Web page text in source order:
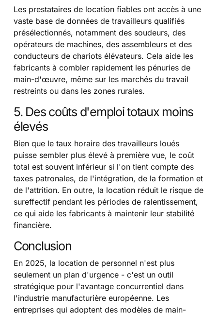
Les prestataires de location fiables ont accès à une
vaste base de données de travailleurs qualifiés
présélectionnés, notamment des soudeurs, des
opérateurs de machines, des assembleurs et des
conducteurs de chariots élévateurs. Cela aide les
fabricants à combler rapidement les pénuries de
main-d'œuvre, même sur les marchés du travail
restreints ou dans les zones rurales.
5. Des coûts d'emploi totaux moins
élevés
Bien que le taux horaire des travailleurs loués
puisse sembler plus élevé à première vue, le coût
total est souvent inférieur si l'on tient compte des
taxes patronales, de l'intégration, de la formation et
de l'attrition. En outre, la location réduit le risque de
sureffectif pendant les périodes de ralentissement,
ce qui aide les fabricants à maintenir leur stabilité
financière.
Conclusion
En 2025, la location de personnel n'est plus
seulement un plan d'urgence - c'est un outil
stratégique pour l'avantage concurrentiel dans
l'industrie manufacturière européenne. Les
entreprises qui adoptent des modèles de main-